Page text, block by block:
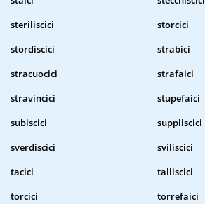
steriliscici
storcici
stordiscici
strabici
stracuocici
strafaici
stravincici
stupefaici
subiscici
suppliscici
sverdiscici
sviliscici
tacici
talliscici
torcici
torrefaici